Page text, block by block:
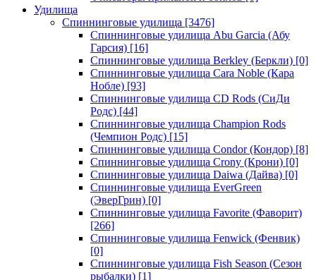
Удилища
Спиннинговые удилища [3476]
Спиннинговые удилища Abu Garcia (Абу
Гарсия) [16]
Спиннинговые удилища Berkley (Беркли) [0]
Спиннинговые удилища Cara Noble (Кара
Нобле) [93]
Спиннинговые удилища CD Rods (СиДи
Родс) [44]
Спиннинговые удилища Champion Rods
(Чемпион Родс) [15]
Спиннинговые удилища Condor (Кондор) [8]
Спиннинговые удилища Crony (Крони) [0]
Спиннинговые удилища Daiwa (Дайва) [0]
Спиннинговые удилища EverGreen
(ЭверГрин) [0]
Спиннинговые удилища Favorite (Фаворит)
[266]
Спиннинговые удилища Fenwick (Фенвик)
[0]
Спиннинговые удилища Fish Season (Сезон
рыбалки) [1]